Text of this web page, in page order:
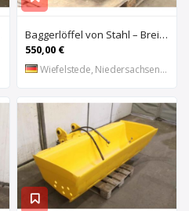
Baggerlöffel von Stahl – Breite 60 cm
550,00 €
Wiefelstede, Niedersachsen, DE